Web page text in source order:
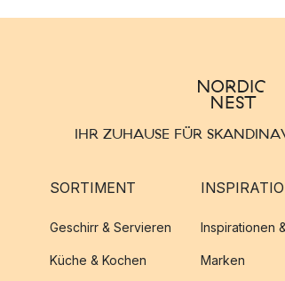
IHR ZUHAUSE FÜR
SORTIMENT
Geschirr & Servieren
Küche & Kochen
Inspirationen
Marken